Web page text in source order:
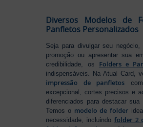
Diversos Modelos de
Panfletos Personalizados
Seja para divulgar seu negócio,
promoção ou apresentar sua
credibilidade, os Folders e
indispensáveis. Na Atual Card,
impressão de panfletos
excepcional, cortes precisos e
diferenciados para destacar sua
Temos o modelo de folder
necessidade, incluindofolder 2